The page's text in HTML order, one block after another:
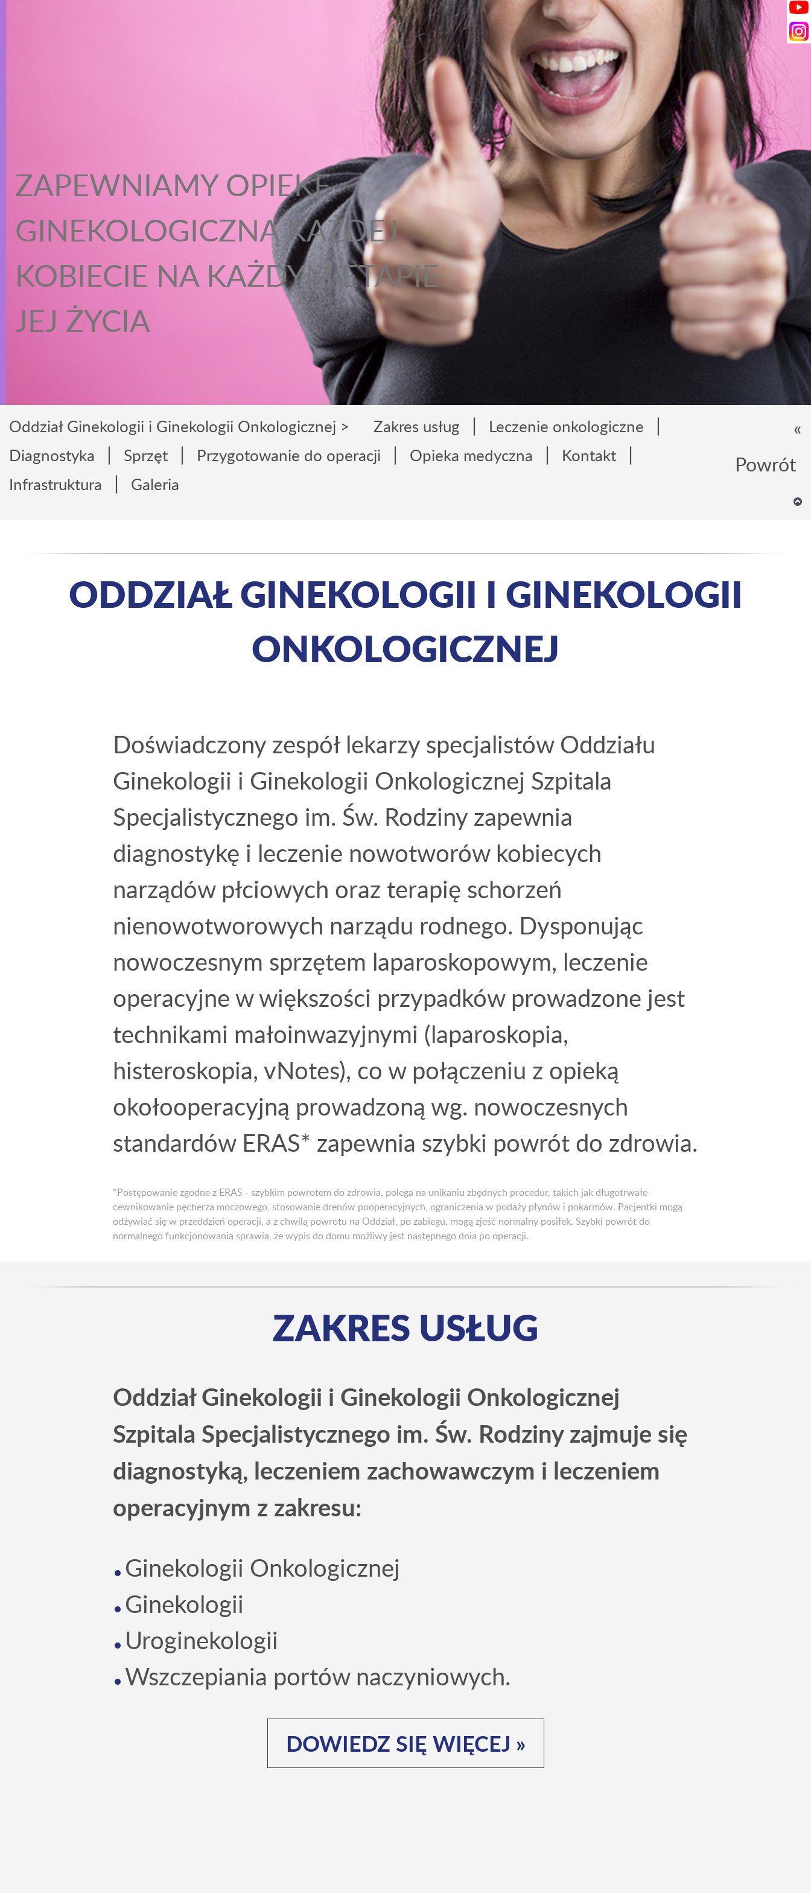
ZAPEWNIAMY OPIEKĘ
GINEKOLOGICZNĄ KAŻDEJ
KOBIECIE NA KAŻDYM ETAPIE
JEJ ŻYCIA
Oddział Ginekologii i Ginekologii Onkologicznej > Zakres usług | Leczenie onkologiczne |
Diagnostyka | Sprzęt | Przygotowanie do operacji | Opieka medyczna | Kontakt |
Infrastruktura | Galeria
«
Powrót
ODDZIAŁ GINEKOLOGII I GINEKOLOGII
ONKOLOGICZNEJ
Doświadczony zespół lekarzy specjalistów Oddziału
Ginekologii i Ginekologii Onkologicznej Szpitala
Specjalistycznego im. Św. Rodziny zapewnia
diagnostykę i leczenie nowotworów kobiecych
narządów płciowych oraz terapię schorzeń
nienowotworowych narządu rodnego. Dysponując
nowoczesnym sprzętem laparoskopowym, leczenie
operacyjne w większości przypadków prowadzone jest
technikami małoinwazyjnymi (laparoskopia,
histeroskopia, vNotes), co w połączeniu z opieką
okołooperacyjną prowadzoną wg. nowoczesnych
standardów ERAS* zapewnia szybki powrót do zdrowia.
*Postępowanie zgodne z ERAS - szybkim powrotem do zdrowia, polega na unikaniu zbędnych procedur, takich jak długotrwałe
cewnikowanie pęcherza moczowego, stosowanie drenów pooperacyjnych, ograniczenia w podaży płynów i pokarmów. Pacjentki mogą
odżywiać się w przeddzień operacji, a z chwilą powrotu na Oddział, po zabiegu, mogą zjeść normalny posiłek. Szybki powrót do
normalnego funkcjonowania sprawia, że wypis do domu możliwy jest następnego dnia po operacji.
ZAKRES USŁUG
Oddział Ginekologii i Ginekologii Onkologicznej
Szpitala Specjalistycznego im. Św. Rodziny zajmuje się
diagnostyką, leczeniem zachowawczym i leczeniem
operacyjnym z zakresu:
Ginekologii Onkologicznej
Ginekologii
Uroginekologii
Wszczepiania portów naczyniowych.
DOWIEDZ SIĘ WIĘCEJ »